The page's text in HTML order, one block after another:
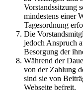
Vorstandssitzung
mindestens einer
Tagesordnung
Die
jedoch Anspruch
Besorgung der
Während der
von der Zahlung
sind sie von
Webseite befreit.